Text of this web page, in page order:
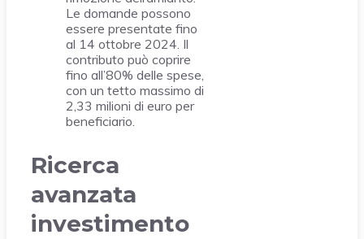
Le domande possono
essere presentate fino
al 14 ottobre 2024. Il
contributo può coprire
fino all’80% delle spese,
con un tetto massimo di
2,33 milioni di euro per
beneficiario.
Ricerca
avanzata
investimento